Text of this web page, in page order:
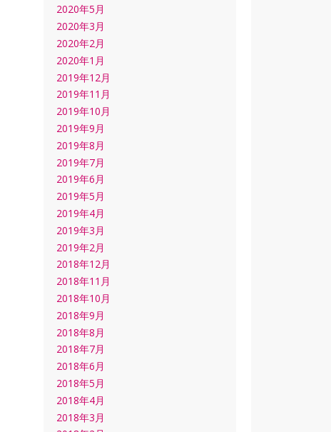
2020年5月
2020年3月
2020年2月
2020年1月
2019年12月
2019年11月
2019年10月
2019年9月
2019年8月
2019年7月
2019年6月
2019年5月
2019年4月
2019年3月
2019年2月
2018年12月
2018年11月
2018年10月
2018年9月
2018年8月
2018年7月
2018年6月
2018年5月
2018年4月
2018年3月